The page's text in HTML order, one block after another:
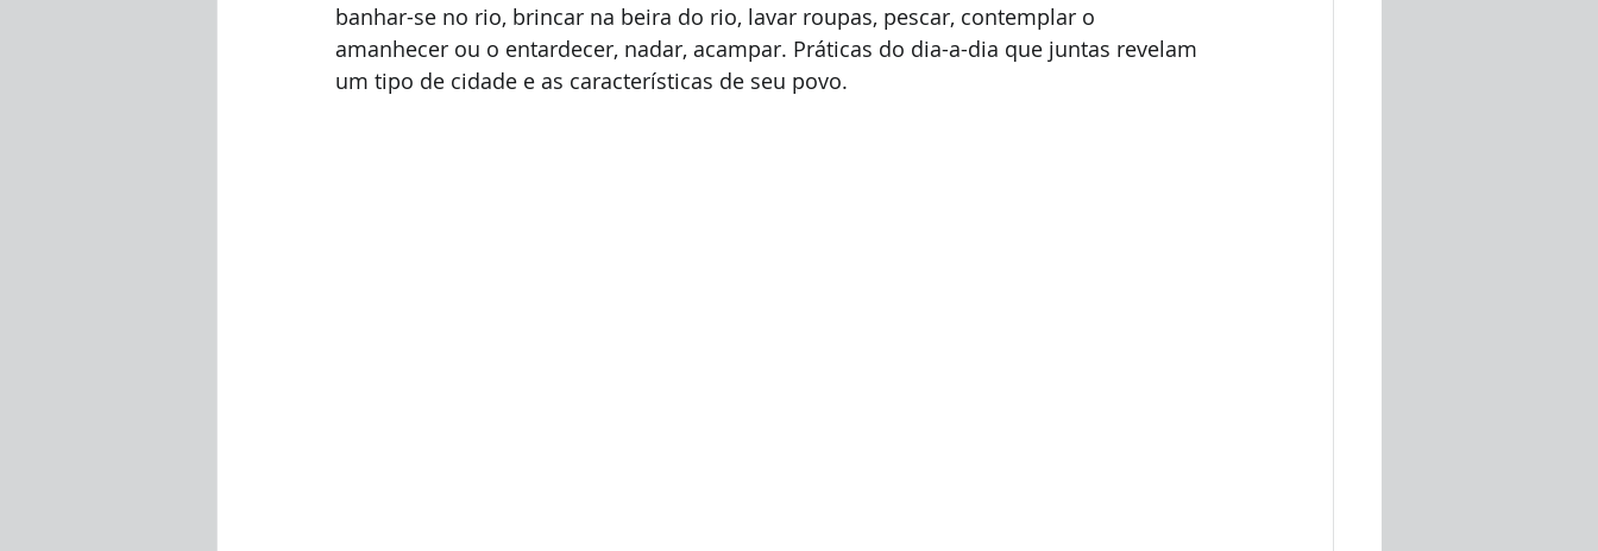
banhar-se no rio, brincar na beira do rio, lavar roupas, pescar, contemplar o
amanhecer ou o entardecer, nadar, acampar. Práticas do dia-a-dia que juntas revelam
um tipo de cidade e as características de seu povo.